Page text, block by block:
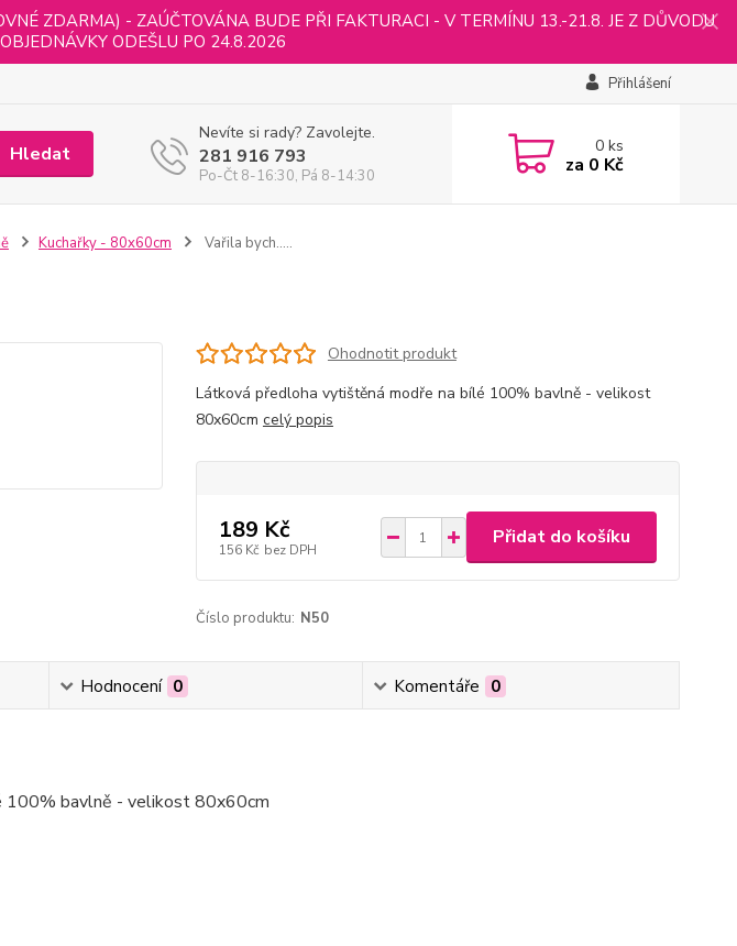
ZDARMA) - ZAÚČTOVÁNA BUDE PŘI FAKTURACI - V TERMÍNU 13.-21.8. JE Z DŮVODU
ODEŠLU PO 24.8.2026
Přihlášení
Hledat
Nevíte si rady? Zavolejte.
281 916 793
Po-Čt 8-16:30, Pá 8-14:30
0ks
za 0 Kč
Kuchařky - 80x60cm Vařila bych.....
Ohodnotit produkt
Látková předloha vytištěná modře na bílé 100% bavlně - velikost
80x60cm celý popis
189 Kč
156 Kč bez DPH
Přidat do košíku
Číslo produktu: N50
Hodnocení 0 Komentáře 0
100% bavlně - velikost 80x60cm